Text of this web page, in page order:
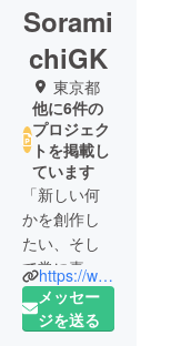
Sorami
chiGK
東京都
他に6件の
プロジェク
トを掲載し
ています
「新しい何
かを創作し
たい、そし
て常に喜び
を生み続け
たい。」未
https://www.soramichi.co.jp
メッセー
ジを送る